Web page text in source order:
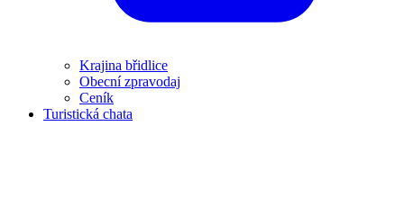
Krajina břidlice
Obecní zpravodaj
Ceník
Turistická chata